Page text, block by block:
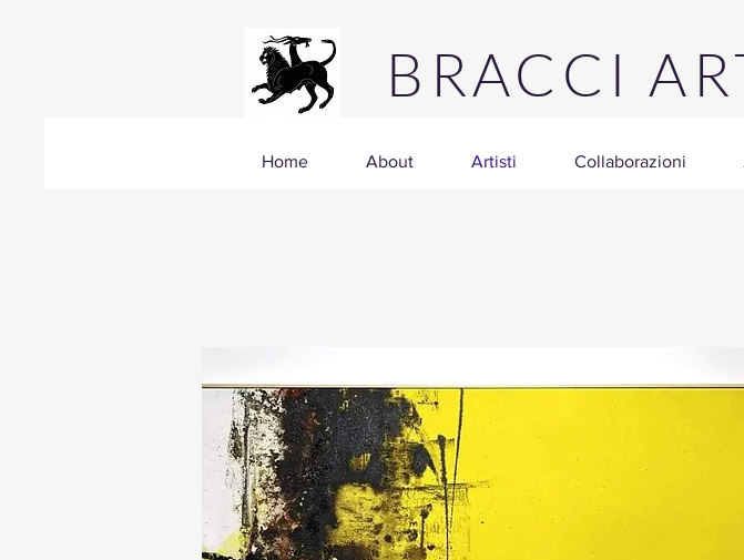
BRACCI
Home About Artisti Collaborazioni